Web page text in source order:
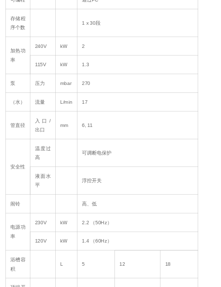
存储程
序个数
1 x 30段
加热功
率
240V kW 2
115V kW 1.3
泵 压力 mbar 270
（水） 流量 L/min 17
管直径
入口/
出口
mm 6, 11
安全性
温度过
高
可调断电保护
液面水
平
浮控开关
闹铃 高、低
电源功
率
230V kW 2.2 （50Hz）
120V kW 1.4 （60Hz）
浴槽容
积
L 5 12 18